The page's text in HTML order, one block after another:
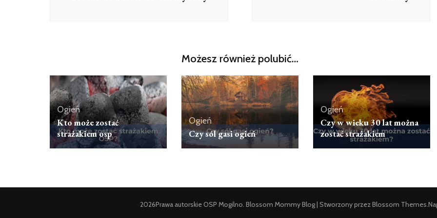
Możesz również polubić…
Ogień
Kto może zostać
strażakiem osp
Ogień
Czy sól gasi ogień
Ogień
Czy w wieku 30 lat można
zostać strażakiem
2026Prawa autorskieOSP Mogilno. Blossom Mommy Blog | Stworzony przezBlossom Themes